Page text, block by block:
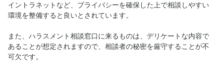
イントラネットなど、プライバシーを確保した上で相談しやすい
環境を整備すると良いとされています。
また、ハラスメント相談窓口に来るものは、デリケートな内容で
あることが想定されますので、相談者の秘密を厳守することが不
可欠です。